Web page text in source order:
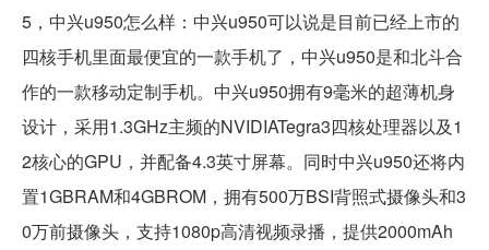
5，中兴u950怎么样：中兴u950可以说是目前已经上市的
四核手机里面最便宜的一款手机了，中兴u950是和北斗合
作的一款移动定制手机。中兴u950拥有9毫米的超薄机身
设计，采用1.3GHz主频的NVIDIATegra3四核处理器以及1
2核心的GPU，并配备4.3英寸屏幕。同时中兴u950还将内
置1GBRAM和4GBROM，拥有500万BSI背照式摄像头和3
0万前摄像头，支持1080p高清视频录播，提供2000mAh